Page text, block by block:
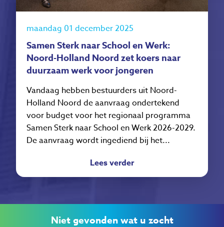
maandag 01 december 2025
Samen Sterk naar School en Werk:
Noord-Holland Noord zet koers naar
duurzaam werk voor jongeren
Vandaag hebben bestuurders uit Noord-
Holland Noord de aanvraag ondertekend
voor budget voor het regionaal programma
Samen Sterk naar School en Werk 2026-2029.
De aanvraag wordt ingediend bij het...
Lees verder
Niet gevonden wat u zocht